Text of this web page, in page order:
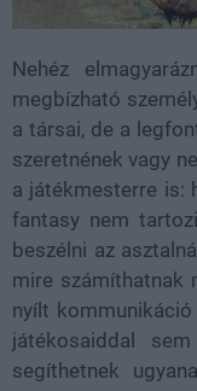
Nehéz
megbízható
a társai, de a
szeretnének vagy
a játékmesterre is:
fantasy nem
beszélni az
mire számíthatnak
nyílt
játékosaiddal
segíthetnek